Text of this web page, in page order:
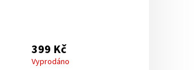
399 Kč
Vyprodáno